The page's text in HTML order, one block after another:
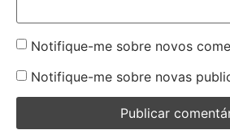
Notifique-me sobre novos
Notifique-me sobre novas